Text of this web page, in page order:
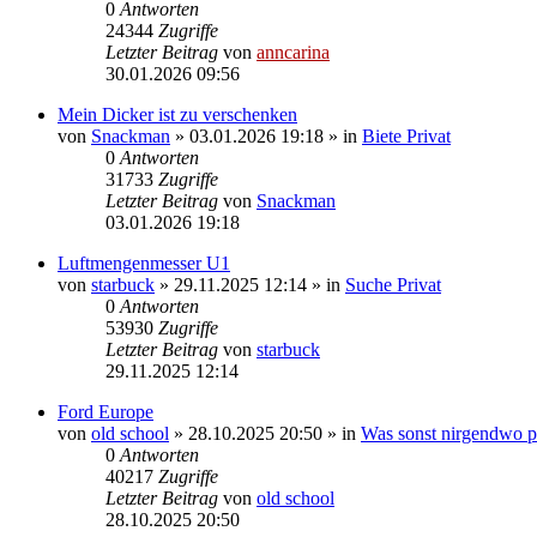
0 Antworten
24344 Zugriffe
Letzter Beitrag von anncarina
30.01.2026 09:56
Mein Dicker ist zu verschenken
von Snackman » 03.01.2026 19:18 » in Biete Privat
0 Antworten
31733 Zugriffe
Letzter Beitrag von Snackman
03.01.2026 19:18
Luftmengenmesser U1
von starbuck » 29.11.2025 12:14 » in Suche Privat
0 Antworten
53930 Zugriffe
Letzter Beitrag von starbuck
29.11.2025 12:14
Ford Europe
von old school » 28.10.2025 20:50 » in Was sonst nirgendwo
0 Antworten
40217 Zugriffe
Letzter Beitrag von old school
28.10.2025 20:50